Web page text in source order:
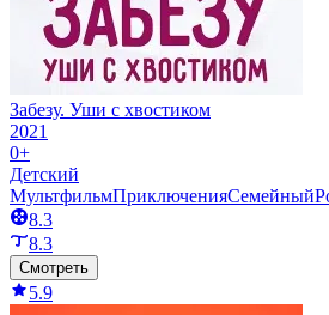
Забезу. Уши с хвостиком
2021
0+
Детский
МультфильмПриключенияСемейный
8.3
8.3
Смотреть
5.9